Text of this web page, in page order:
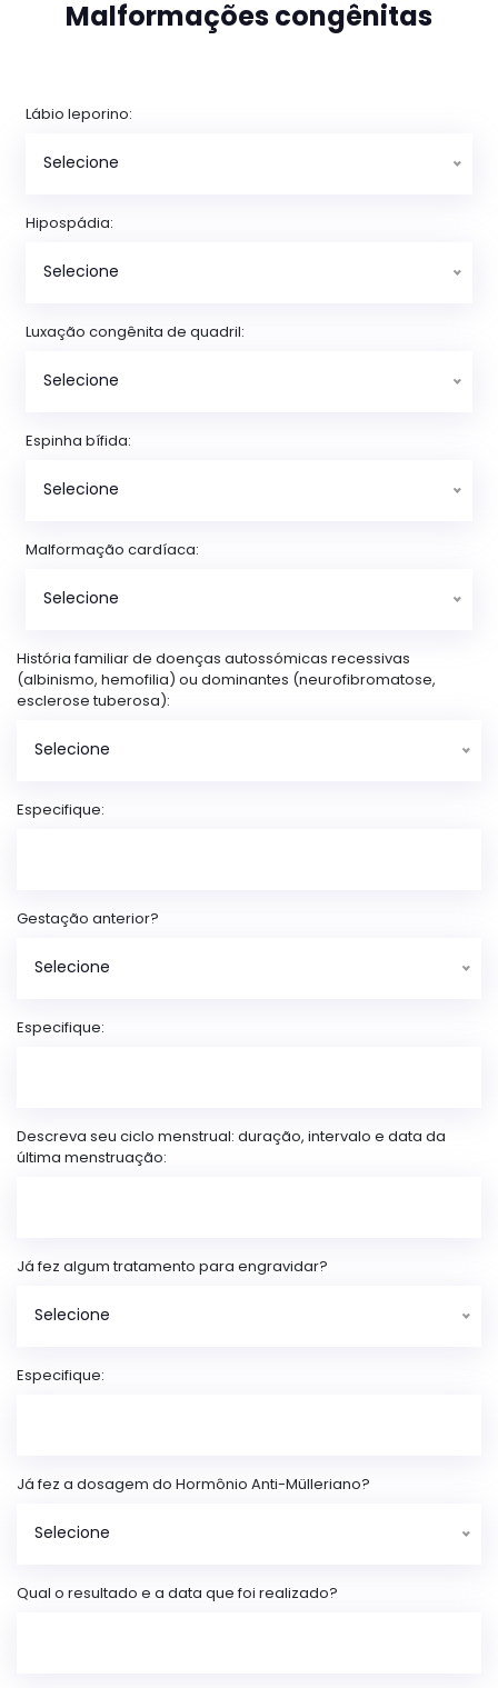
Malformações congênitas
Lábio leporino:
Selecione
Hipospádia:
Selecione
Luxação congênita de quadril:
Selecione
Espinha bífida:
Selecione
Malformação cardíaca:
Selecione
História familiar de doenças autossómicas recessivas
(albinismo, hemofilia) ou dominantes (neurofibromatose,
esclerose tuberosa):
Selecione
Especifique:
Gestação anterior?
Selecione
Especifique:
Descreva seu ciclo menstrual: duração, intervalo e data da
última menstruação:
Já fez algum tratamento para engravidar?
Selecione
Especifique:
Já fez a dosagem do Hormônio Anti-Mülleriano?
Selecione
Qual o resultado e a data que foi realizado?